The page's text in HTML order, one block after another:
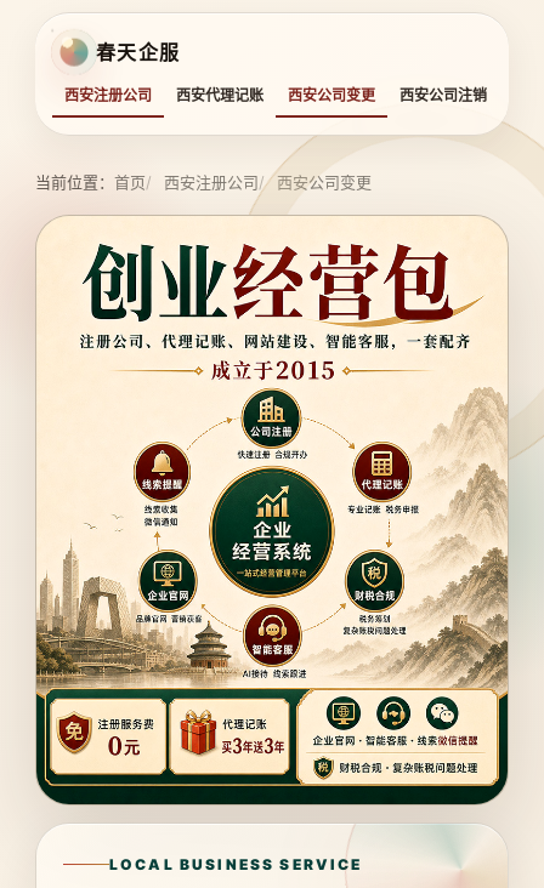
春天企服
西安注册公司 西安代理记账 西安公司变更 西安公司注销
当前位置： 首页 西安注册公司 西安公司变更
LOCAL BUSINESS SERVICE